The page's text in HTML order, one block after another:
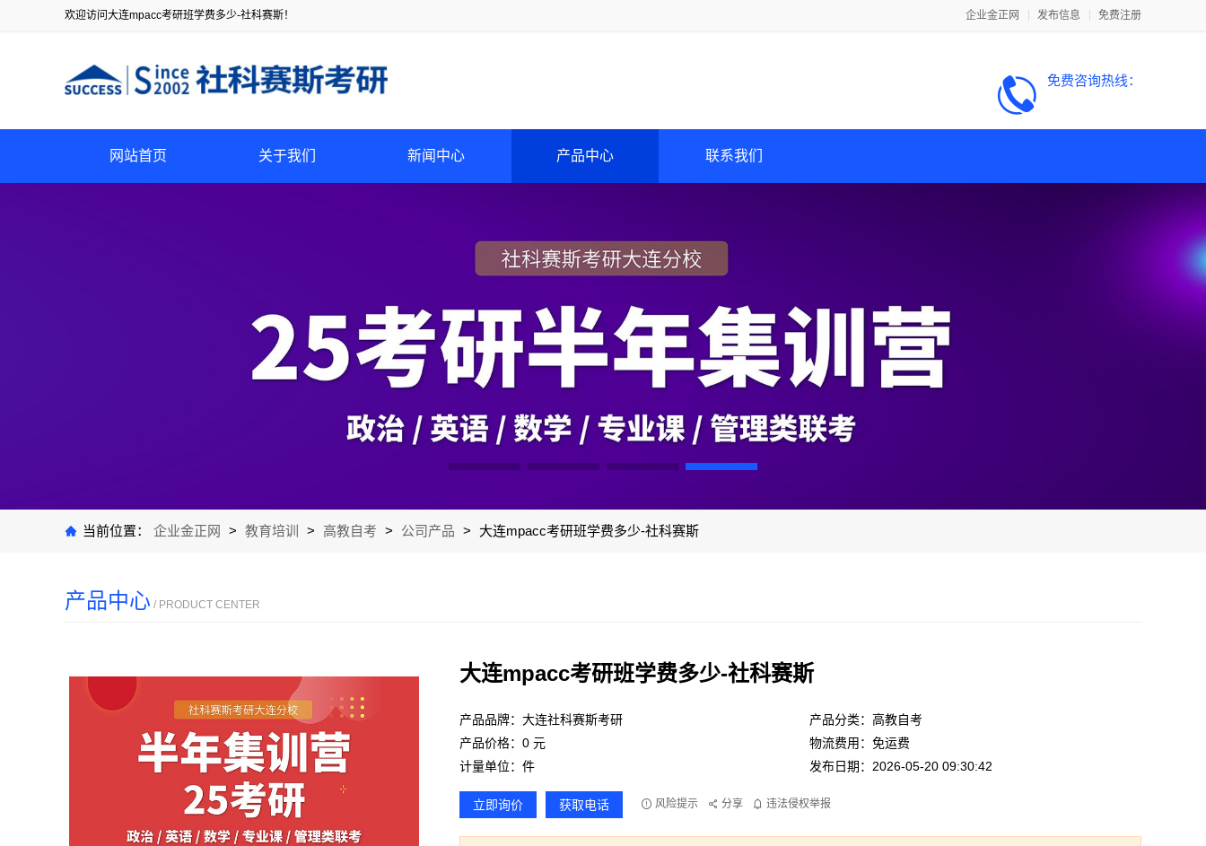
欢迎访问大连mpacc考研班学费多少-社科赛斯！ 企业金正网 发布信息 免费注册
免费咨询热线：
网站首页 关于我们 新闻中心 产品中心 联系我们
当前位置： 企业金正网 > 教育培训 > 高教自考 > 公司产品 > 大连mpacc考研班学费多少-社科赛斯
产品中心 / PRODUCT CENTER
大连mpacc考研班学费多少-社科赛斯
产品品牌：大连社科赛斯考研
产品分类：高教自考
产品价格：0 元
物流费用：免运费
计量单位：件
发布日期：2026-05-20 09:30:42
立即询价 获取电话 风险提示 分享 违法侵权举报